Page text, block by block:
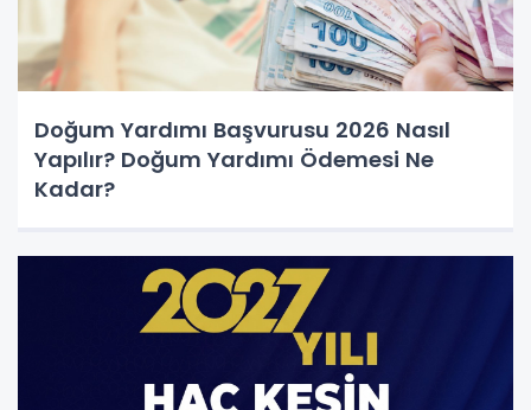
Doğum Yardımı Başvurusu 2026 Nasıl
Yapılır? Doğum Yardımı Ödemesi Ne
Kadar?